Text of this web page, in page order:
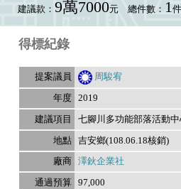
建議款： 9萬7000元 總件數： 1件
得標紀錄
周駿宥
2019
七腳川多功能部落活動
吉安鄉(108.06.18核銷)
澤鈥企業社
97,000